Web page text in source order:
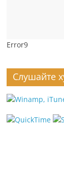
Error9
Слушайте